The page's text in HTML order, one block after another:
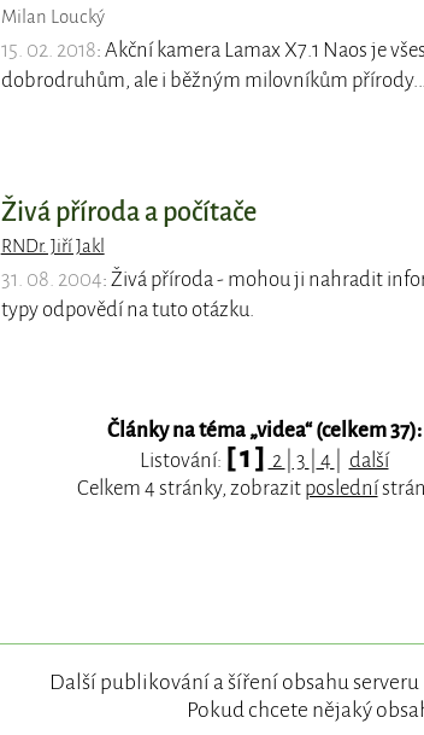
Milan Loucký
15. 02. 2018: Akční kamera Lamax X7.1 Naos je
dobrodruhům, ale i běžným milovníkům
Živá příroda a počítače
RNDr. Jiří Jakl
31. 08. 2004: Živá příroda - mohou ji nahradit
typy odpovědí na tuto otázku.
Články na téma „videa“ (celkem 37):
Listování: [ 1 ] 2 3 4
další
Celkem 4 stránky, zobrazit poslední
Další publikování a šíření obsahu
Pokud chcete nějaký